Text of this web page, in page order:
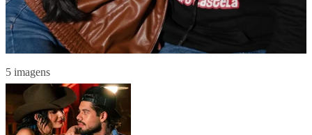
5 imagens